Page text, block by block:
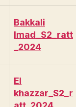
Bakkali
Imad_S2_ratt
_2024
El
khazzar_S2_r